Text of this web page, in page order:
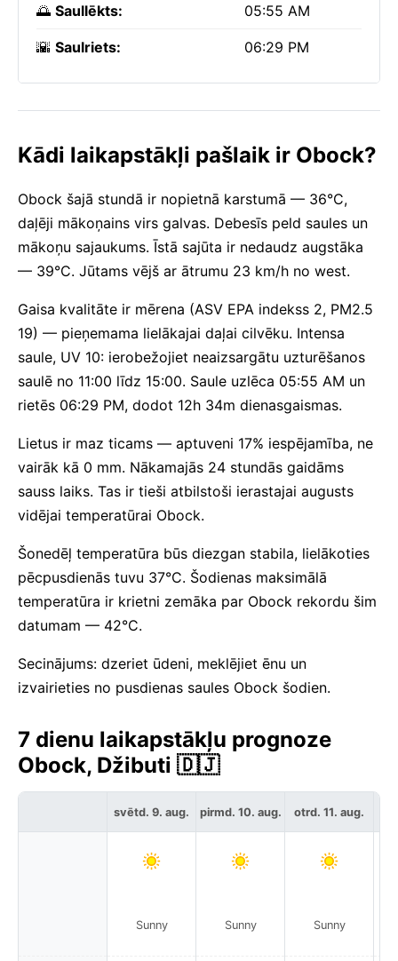
🌅 Saullēkts: 05:55 AM
🌇 Saulriets: 06:29 PM
Kādi laikapstākļi pašlaik ir Obock?
Obock šajā stundā ir nopietnā karstumā — 36°C,
daļēji mākoņains virs galvas. Debesīs peld saules un
mākoņu sajaukums. Īstā sajūta ir nedaudz augstāka
— 39°C. Jūtams vējš ar ātrumu 23 km/h no west.
Gaisa kvalitāte ir mērena (ASV EPA indekss 2, PM2.5
19) — pieņemama lielākajai daļai cilvēku. Intensa
saule, UV 10: ierobežojiet neaizsargātu uzturēšanos
saulē no 11:00 līdz 15:00. Saule uzlēca 05:55 AM un
rietēs 06:29 PM, dodot 12h 34m dienasgaismas.
Lietus ir maz ticams — aptuveni 17% iespējamība, ne
vairāk kā 0 mm. Nākamajās 24 stundās gaidāms
sauss laiks. Tas ir tieši atbilstoši ierastajai augusts
vidējai temperatūrai Obock.
Šonedēļ temperatūra būs diezgan stabila, lielākoties
pēcpusdienās tuvu 37°C. Šodienas maksimālā
temperatūra ir krietni zemāka par Obock rekordu šim
datumam — 42°C.
Secinājums: dzeriet ūdeni, meklējiet ēnu un
izvairieties no pusdienas saules Obock šodien.
7 dienu laikapstākļu prognoze
Obock, Džibuti 🇩🇯
svētd. 9. aug.
Sunny
pirmd. 10. aug.
Sunny
otrd. 11. aug.
Sunny